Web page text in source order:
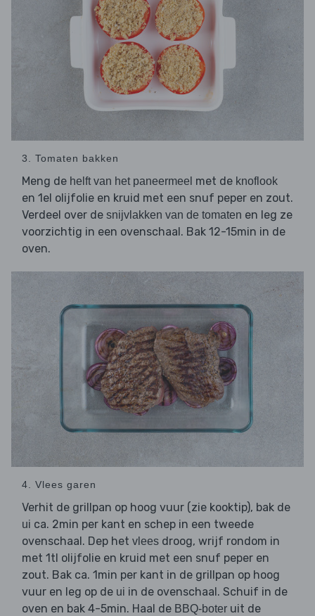
3. Tomaten bakken
Meng de helft van het paneermeel met de knoflook
en 1el olijfolie en kruid met een snuf peper en zout.
Verdeel over de snijvlakken van de tomaten en leg ze
voorzichtig in een ovenschaal. Bak 12-15min in de
oven.
4. Vlees garen
Verhit de grillpan op hoog vuur (zie kooktip), bak de
ui ca. 2min per kant en schep in een tweede
ovenschaal. Dep het vlees droog, wrijf rondom in
met 1tl olijfolie en kruid met een snuf peper en
zout. Bak ca. 1min per kant in de grillpan op hoog
vuur en leg op de ui in de ovenschaal. Schuif in de
oven en bak 4-5min. Haal de BBQ-boter uit de